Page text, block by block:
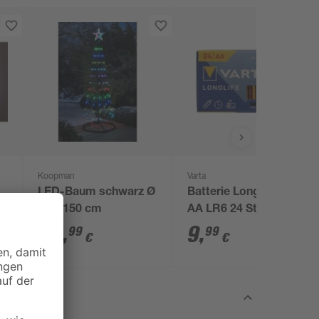
Koopman
LED-Baum schwarz Ø
50 x 150 cm
,99 €
Varta
Batterie Longlife 1,5 V
AA LR6 24 Stück
9,99 €